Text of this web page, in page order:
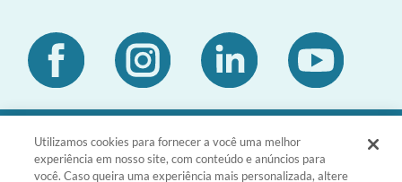
DIA Brasil Sociedade LTDA | CNPJ
03.476.811/0001-51 | Rua da Consolação,
Utilizamos cookies para fornecer a você uma melhor
experiência em nosso site, com conteúdo e anúncios para
você. Caso queira uma experiência mais personalizada, altere